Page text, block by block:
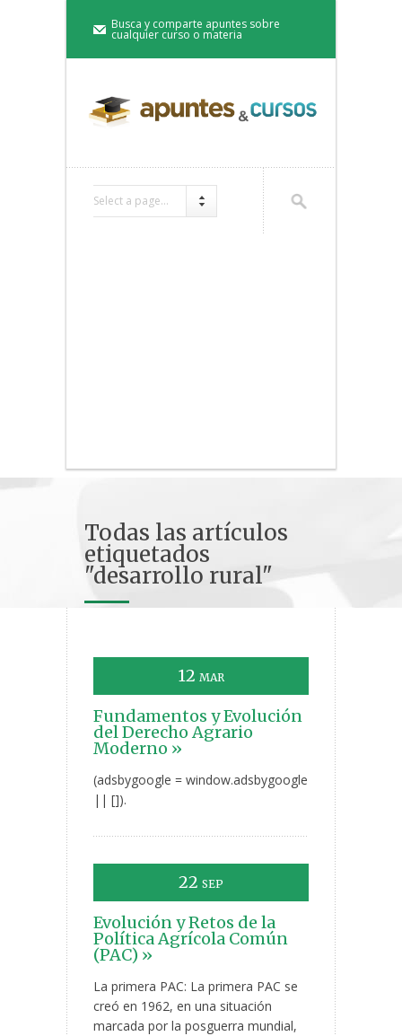
Busca y comparte apuntes sobre
cualquier curso o materia
Select a page...
Todas las artículos
etiquetados
"desarrollo rural"
12 MAR
Fundamentos y Evolución
del Derecho Agrario
Moderno »
(adsbygoogle = window.adsbygoogle
|| []).
22 SEP
Evolución y Retos de la
Política Agrícola Común
(PAC) »
La primera PAC: La primera PAC se
creó en 1962, en una situación
marcada por la posguerra mundial,